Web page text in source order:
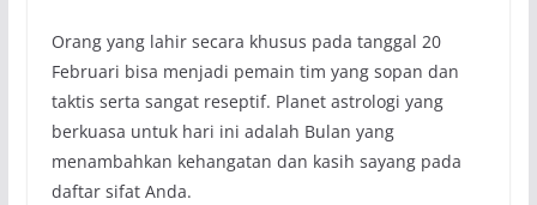
Orang yang lahir secara khusus pada tanggal 20
Februari bisa menjadi pemain tim yang sopan dan
taktis serta sangat reseptif. Planet astrologi yang
berkuasa untuk hari ini adalah Bulan yang
menambahkan kehangatan dan kasih sayang pada
daftar sifat Anda.